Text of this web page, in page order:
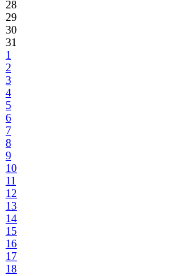
28
29
30
31
1
2
3
4
5
6
7
8
9
10
11
12
13
14
15
16
17
18